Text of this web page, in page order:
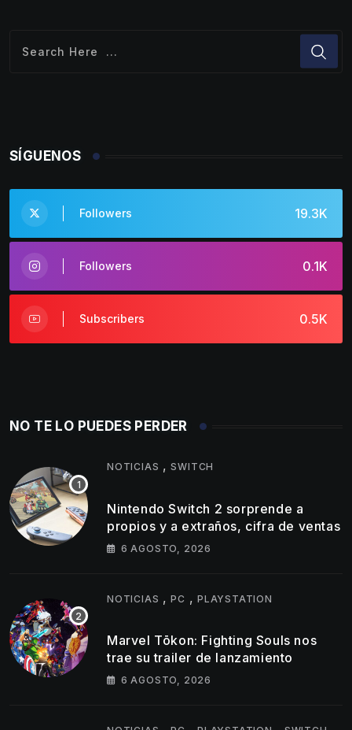
SÍGUENOS
19.3K
Followers
0.1K
Followers
0.5K
Subscribers
NO TE LO PUEDES PERDER
NOTICIAS ,SWITCH
Nintendo Switch 2 sorprende a
propios y a extraños, cifra de ventas
6 AGOSTO, 2026
NOTICIAS ,PC ,PLAYSTATION
Marvel Tōkon: Fighting Souls nos
trae su trailer de lanzamiento
6 AGOSTO, 2026